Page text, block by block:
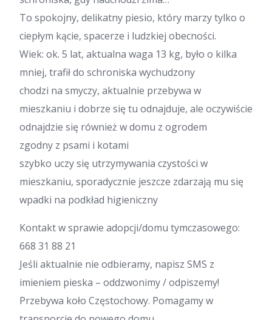
To spokojny, delikatny piesio, który marzy tylko o
ciepłym kącie, spacerze i ludzkiej obecności.
Wiek: ok. 5 lat, aktualna waga 13 kg, było o kilka
mniej, trafił do schroniska wychudzony
chodzi na smyczy, aktualnie przebywa w
mieszkaniu i dobrze się tu odnajduje, ale oczywiście
odnajdzie się również w domu z ogrodem
zgodny z psami i kotami
szybko uczy się utrzymywania czystości w
mieszkaniu, sporadycznie jeszcze zdarzają mu się
wpadki na podkład higieniczny
Kontakt w sprawie adopcji/domu tymczasowego:
668 31 88 21
Jeśli aktualnie nie odbieramy, napisz SMS z
imieniem pieska – oddzwonimy / odpiszemy!
Przebywa koło Częstochowy. Pomagamy w